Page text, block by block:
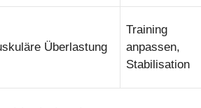
Überlastung
Training
anpassen,
Stabilisation